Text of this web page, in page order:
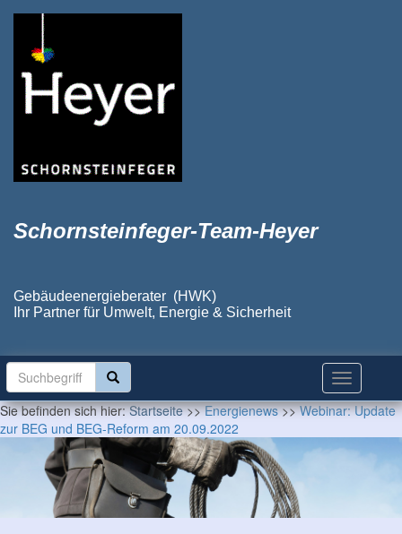
Schornsteinfeger-Team-Heyer
Gebäudeenergieberater (HWK)
Ihr Partner für Umwelt, Energie & Sicherheit
Sie befinden sich hier:Startseite>>Energienews>>Webinar: Update
zur BEG und BEG-Reform am 20.09.2022